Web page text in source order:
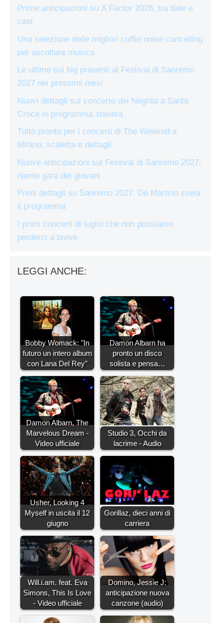
Prime anticipazioni su X Factor 2026, tra date e
cast
Una selezione delle migliori cuffie noise cancelling
per ascoltare musica
Le ultime sui big presenti al Festival di Sanremo
2027 nei prossimi mesi
Nuovi dettagli sul concerto dei Negrita a Santa
Croce in programma stasera
Tutto pronto per i concerti di The Weeknd a
Milano: scaletta e dettagli
Nuove anticipazioni sul Festival di Sanremo 2027:
niente gara dei giovani
Primi dettagli su Sanremo 2027: De Martino svela
il programma
I primi concerti di luglio che non possiamo
perderci a breve
LEGGI ANCHE:
Bobby Womack: "In
futuro un intero album
con Lana Del Rey"
Damon Albarn ha
pronto un disco
solista e pensa…
Damon Albarn, The
Marvelous Dream -
Video ufficiale
Studio 3, Occhi da
lacrime - Audio
Usher, Looking 4
Myself in uscita il 12
giugno
Gorillaz, dieci anni di
carriera
Will.i.am. feat. Eva
Simons, This Is Love
- Video ufficiale
Domino, Jessie J:
anticipazione nuova
canzone (audio)